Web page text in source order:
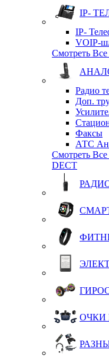
IP-
IP-
VOIP-
Смотреть
Радио
Доп.
Факсы
АТС
Смотреть
DECT
ОЧКИ